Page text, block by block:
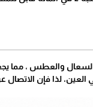
والعطس ، مما
العين، لذا فإن